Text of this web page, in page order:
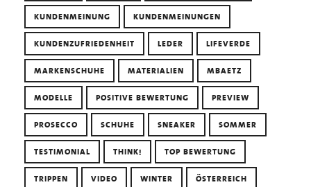
KUNDENMEINUNG KUNDENMEINUNGEN
KUNDENZUFRIEDENHEIT LEDER LIFEVERDE
MARKENSCHUHE MATERIALIEN MBAETZ
MODELLE POSITIVE BEWERTUNG PREVIEW
PROSECCO SCHUHE SNEAKER SOMMER
TESTIMONIAL THINK! TOP BEWERTUNG
TRIPPEN VIDEO WINTER ÖSTERREICH